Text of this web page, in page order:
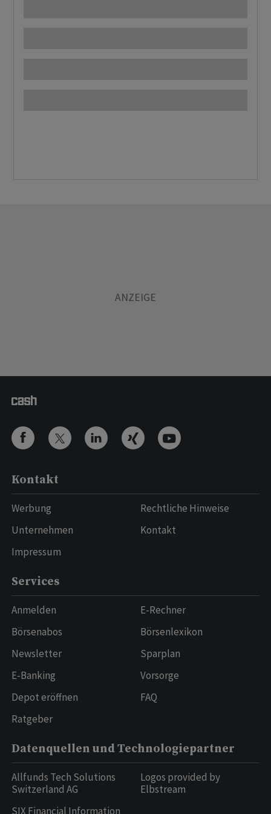
Kontakt
Werbung
Unternehmen
Impressum
Rechtliche Hinweise
Kontakt
Services
Anmelden
Börsenabos
Newsletter
E-Banking
Depot eröffnen
Ratgeber
E-Rechner
Börsenlexikon
Sparplan
Vorsorge
FAQ
Datenquellen und Technologiepartner
Allfunds Tech Solutions
Switzerland AG
SIX Financial Information
Logos provided by
Elbstream